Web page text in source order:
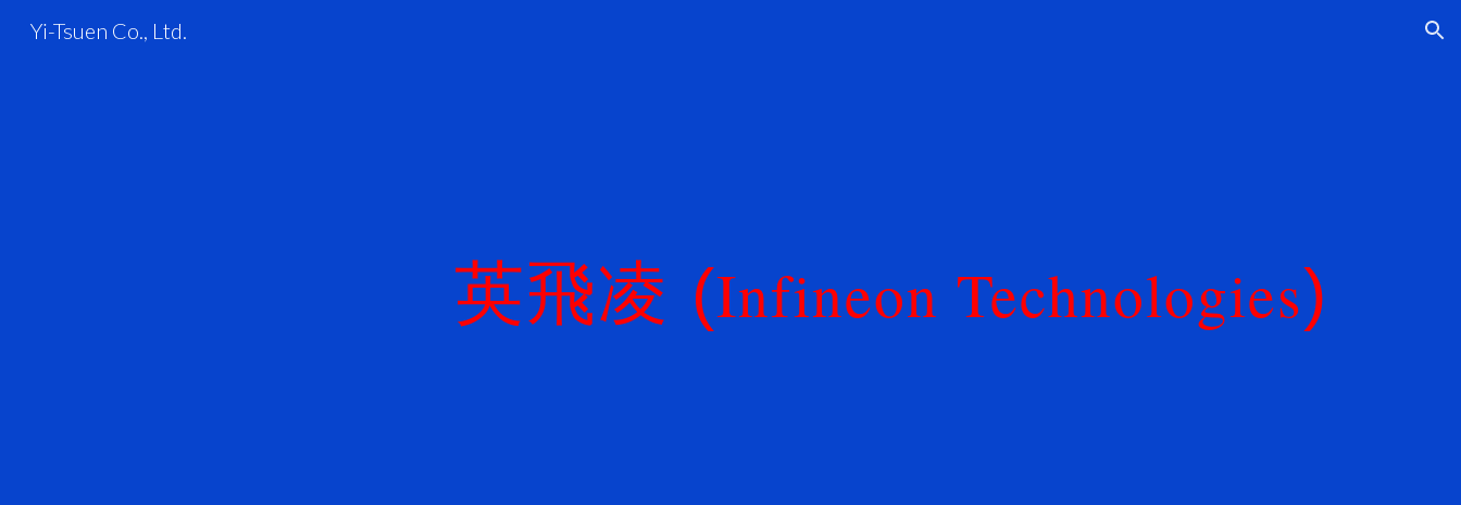
Yi-Tsuen Co., Ltd.
英飛凌 (Infineon Technologies)